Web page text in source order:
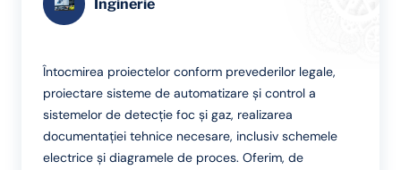
Inginerie
Întocmirea proiectelor conform prevederilor legale,
proiectare sisteme de automatizare și control a
sistemelor de detecție foc și gaz, realizarea
documentației tehnice necesare, inclusiv schemele
electrice și diagramele de proces. Oferim, de